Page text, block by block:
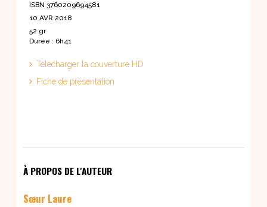
ISBN 3760209694581
10 AVR 2018
52 gr
Durée : 6h41
Télécharger la couverture HD
Fiche de présentation
À PROPOS DE L'AUTEUR
Sœur Laure